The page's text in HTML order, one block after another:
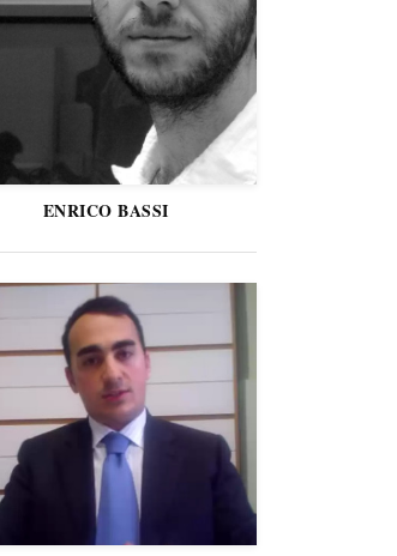
ENRICO BASSI